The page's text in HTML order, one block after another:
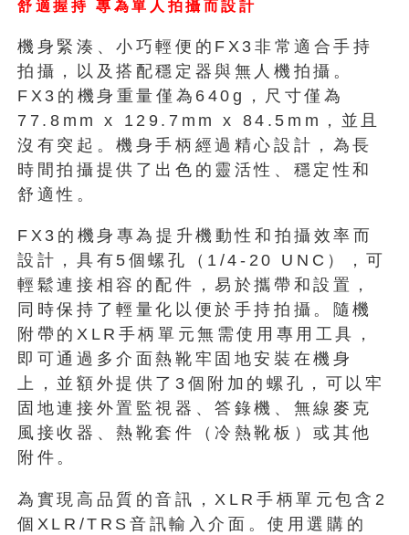
舒適握持 專為單人拍攝而設計
機身緊湊、小巧輕便的FX3非常適合手持
拍攝，以及搭配穩定器與無人機拍攝。
FX3的機身重量僅為640g，尺寸僅為
77.8mm x 129.7mm x 84.5mm，並且
沒有突起。機身手柄經過精心設計，為長
時間拍攝提供了出色的靈活性、穩定性和
舒適性。
FX3的機身專為提升機動性和拍攝效率而
設計，具有5個螺孔（1/4-20 UNC），可
輕鬆連接相容的配件，易於攜帶和設置，
同時保持了輕量化以便於手持拍攝。隨機
附帶的XLR手柄單元無需使用專用工具，
即可通過多介面熱靴牢固地安裝在機身
上，並額外提供了3個附加的螺孔，可以牢
固地連接外置監視器、答錄機、無線麥克
風接收器、熱靴套件（冷熱靴板）或其他
附件。
為實現高品質的音訊，XLR手柄單元包含2
個XLR/TRS音訊輸入介面。使用選購的